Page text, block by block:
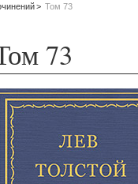
Том 73
73